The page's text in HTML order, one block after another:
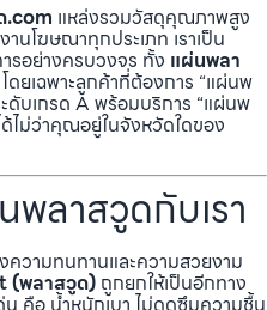
.com แหล่งรวมวัสดุคุณภาพสูง
นโฆษณาทุกประเภท เราเป็น
รอย่างครบวงจร ทั้ง แผ่นพลา
ดยเฉพาะลูกค้าที่ต้องการ “แผ่นพ
บเกรด A พร้อมบริการ “แผ่นพ
ไม่ว่าคุณอยู่ในจังหวัดใดของ
พลาสวูดกับเรา
วามทนทานและความสวยงาม
(พลาสวูด) ถูกยกให้เป็นอีกทาง